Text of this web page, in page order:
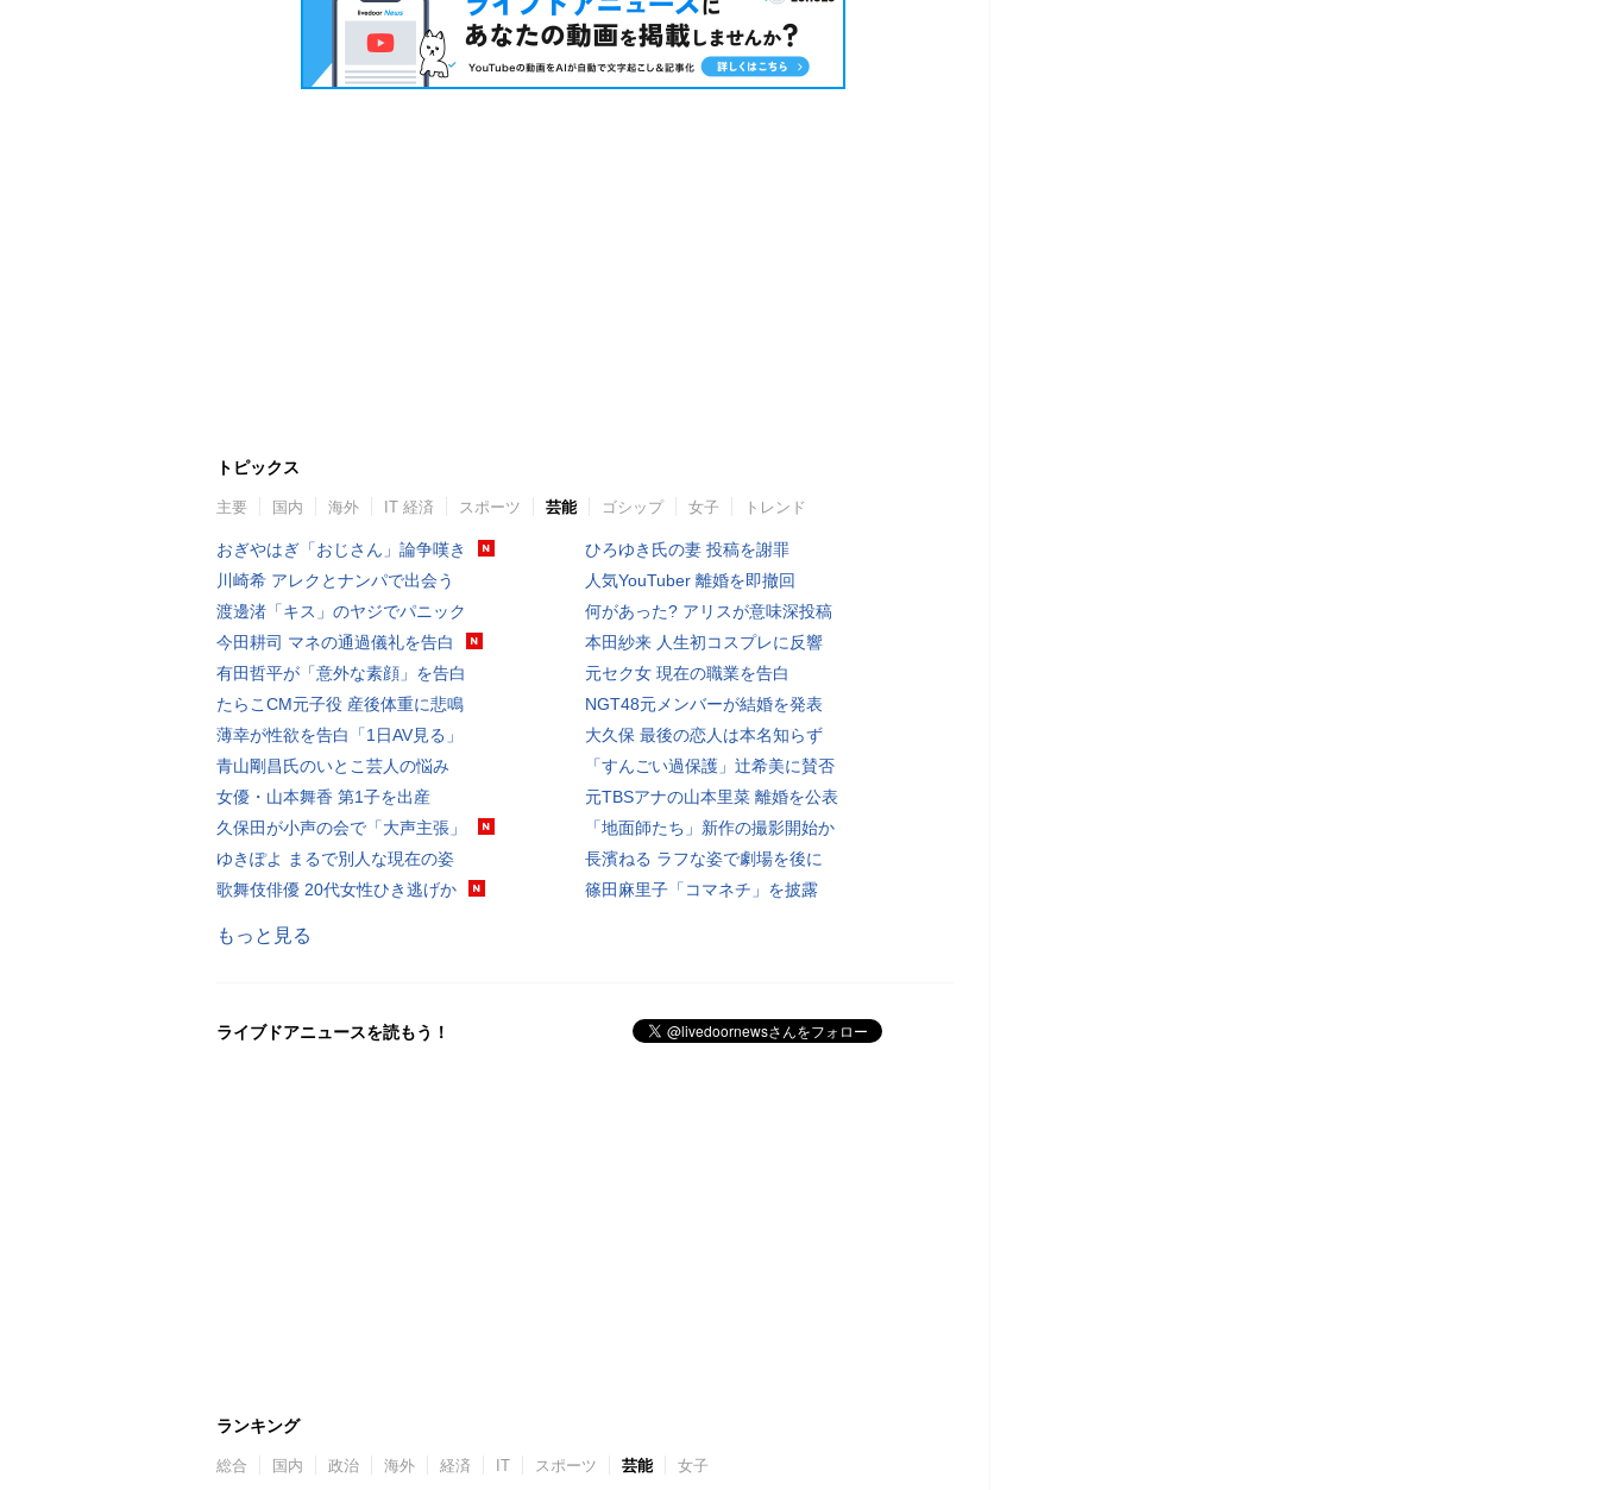
トピックス
主要 国内 海外 IT 経済 スポーツ 芸能 ゴシップ 女子 トレンド
おぎやはぎ「おじさん」論争嘆き
川崎希 アレクとナンパで出会う
渡邊渚「キス」のヤジでパニック
今田耕司 マネの通過儀礼を告白
有田哲平が「意外な素顔」を告白
たらこCM元子役 産後体重に悲鳴
薄幸が性欲を告白「1日AV見る」
青山剛昌氏のいとこ芸人の悩み
女優・山本舞香 第1子を出産
久保田が小声の会で「大声主張」
ゆきぽよ まるで別人な現在の姿
歌舞伎俳優 20代女性ひき逃げか
ひろゆき氏の妻 投稿を謝罪
人気YouTuber 離婚を即撤回
何があった? アリスが意味深投稿
本田紗来 人生初コスプレに反響
元セク女 現在の職業を告白
NGT48元メンバーが結婚を発表
大久保 最後の恋人は本名知らず
「すんごい過保護」辻希美に賛否
元TBSアナの山本里菜 離婚を公表
「地面師たち」新作の撮影開始か
長濱ねる ラフな姿で劇場を後に
篠田麻里子「コマネチ」を披露
もっと見る
ライブドアニュースを読もう！
ランキング
総合 国内 政治 海外 経済 IT スポーツ 芸能 女子